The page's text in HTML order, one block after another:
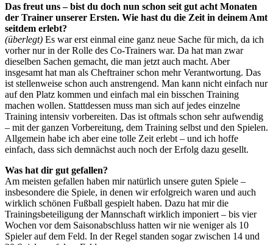
Das freut uns – bist du doch nun schon seit gut acht Monaten
der Trainer unserer Ersten. Wie hast du die Zeit in deinem Amt
seitdem erlebt?
(überlegt) Es war erst einmal eine ganz neue Sache für mich, da ich
vorher nur in der Rolle des Co-Trainers war. Da hat man zwar
dieselben Sachen gemacht, die man jetzt auch macht. Aber
insgesamt hat man als Cheftrainer schon mehr Verantwortung. Das
ist stellenweise schon auch anstrengend. Man kann nicht einfach nur
auf den Platz kommen und einfach mal ein bisschen Training
machen wollen. Stattdessen muss man sich auf jedes einzelne
Training intensiv vorbereiten. Das ist oftmals schon sehr aufwendig
– mit der ganzen Vorbereitung, dem Training selbst und den Spielen.
Allgemein habe ich aber eine tolle Zeit erlebt – und ich hoffe
einfach, dass sich demnächst auch noch der Erfolg dazu gesellt.
Was hat dir gut gefallen?
Am meisten gefallen haben mir natürlich unsere guten Spiele –
insbesondere die Spiele, in denen wir erfolgreich waren und auch
wirklich schönen Fußball gespielt haben. Dazu hat mir die
Trainingsbeteiligung der Mannschaft wirklich imponiert – bis vier
Wochen vor dem Saisonabschluss hatten wir nie weniger als 10
Spieler auf dem Feld. In der Regel standen sogar zwischen 14 und